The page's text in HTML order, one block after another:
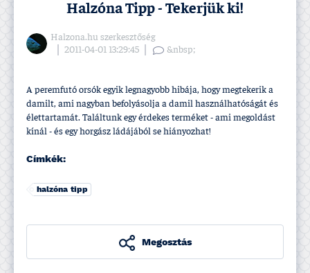
Halzóna Tipp - Tekerjük ki!
Halzona.hu szerkesztőség
2011-04-01 13:29:45
&nbsp;
A peremfutó orsók egyik legnagyobb hibája, hogy megtekerik a
damilt, ami nagyban befolyásolja a damil használhatóságát és
élettartamát. Találtunk egy érdekes terméket - ami megoldást
kí­nál - és egy horgász ládájából se hiányozhat!
Címkék:
halzóna tipp
Megosztás